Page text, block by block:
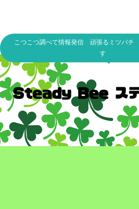
こつこつ調べて情報発信 頑張るミツバ
す